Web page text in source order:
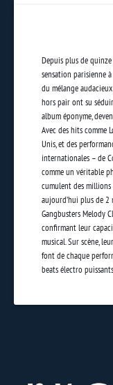
Depuis plus de quinze
sensation parisienne
du mélange
hors pair ont su
album éponyme,
Avec des hits comme
Unis, et des
internationales – de
comme un véritable
cumulent des
aujourd’hui plus de 2
Gangbusters Melody
confirmant leur
musical. Sur scène,
font de chaque
beats électro